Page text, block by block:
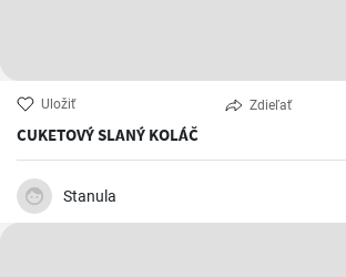
Uložiť Zdieľať
CUKETOVÝ SLANÝ KOLÁČ
Stanula